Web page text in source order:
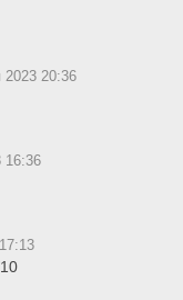
20:36
16:36